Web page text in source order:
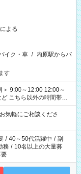
よる
イク・車 / 内原駅からバ
す
も
気軽にご相談くださ
/ 40～50代活躍中 / 副
務 / 10名以上の大量募